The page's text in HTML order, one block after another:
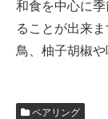
和食を中心に
ることが出来
鳥、柚子胡椒
ペアリング